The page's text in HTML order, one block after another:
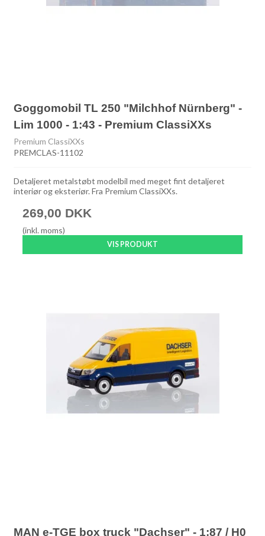
Goggomobil TL 250 "Milchhof Nürnberg" -
Lim 1000 - 1:43 - Premium ClassiXXs
Premium ClassiXXs
PREMCLAS-11102
Detaljeret metalstøbt modelbil med meget fint detaljeret
interiør og eksteriør. Fra Premium ClassiXXs.
269,00 DKK
(inkl. moms)
VIS PRODUKT
MAN e-TGE box truck "Dachser" - 1:87 / H0